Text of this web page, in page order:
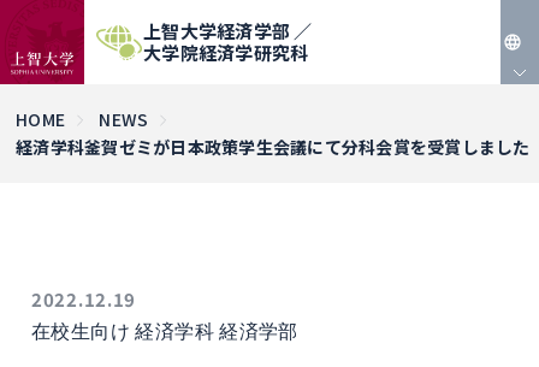
上智大学経済学部 ／
大学院経済学研究科
EN
HOME
NEWS
経済学科釜賀ゼミが日本政策学生会議にて分科会賞を受賞しました
2022.12.19
在校生向け 経済学科 経済学部